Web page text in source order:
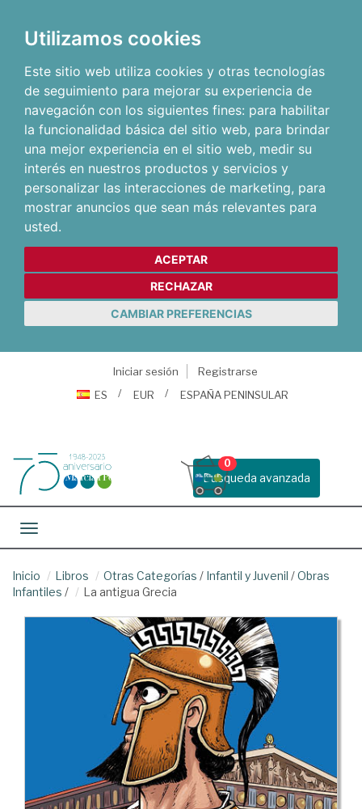
Utilizamos cookies
Este sitio web utiliza cookies y otras tecnologías
de seguimiento para mejorar su experiencia de
navegación con los siguientes fines: para habilitar
la funcionalidad básica del sitio web, para brindar
una mejor experiencia en el sitio web, medir su
interés en nuestros productos y servicios y
personalizar las interacciones de marketing, para
mostrar anuncios que sean más relevantes para
usted.
ACEPTAR
RECHAZAR
CAMBIAR PREFERENCIAS
Iniciar sesión
Registrarse
ES
EUR ESPAÑA PENINSULAR
Busqueda avanzada
0
Toggle navigation
Inicio Libros Otras Categorías / Infantil y Juvenil /Obras
Infantiles / La antigua Grecia